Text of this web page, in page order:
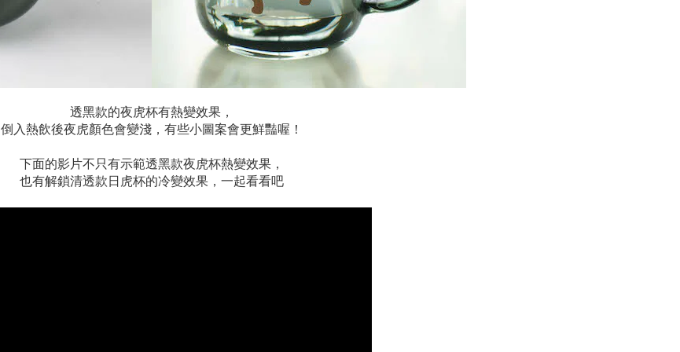
透黑款的夜虎杯有熱變效果，
倒入熱飲後夜虎顏色會變淺，有些小圖案會更鮮豔喔！
下面的影片不只有示範透黑款夜虎杯熱變效果，
也有解鎖清透款日虎杯的冷變效果，一起看看吧